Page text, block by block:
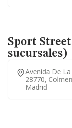
Sport
sucursales)
Avenida De
28770,
Madrid